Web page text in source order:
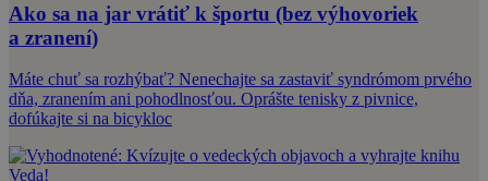
Ako sa na jar vrátiť k športu (bez výhovoriek
a zranení)
Máte chuť sa rozhýbať? Nenechajte sa zastaviť syndrómom prvého
dňa, zranením ani pohodlnosťou. Oprášte tenisky z pivnice,
dofúkajte si na bicykloc